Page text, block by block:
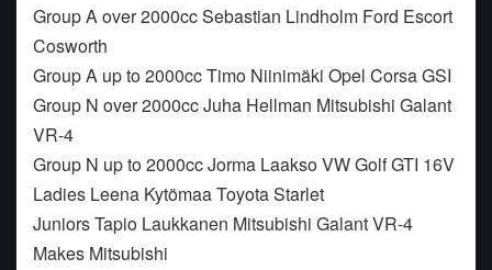
Group A over 2000cc Sebastian Lindholm Ford Escort
Cosworth
Group A up to 2000cc Timo Niinimäki Opel Corsa GSI
Group N over 2000cc Juha Hellman Mitsubishi Galant
VR-4
Group N up to 2000cc Jorma Laakso VW Golf GTI 16V
Ladies Leena Kytömaa Toyota Starlet
Juniors Tapio Laukkanen Mitsubishi Galant VR-4
Makes Mitsubishi